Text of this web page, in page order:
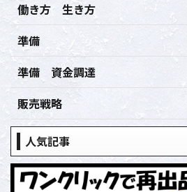
働き方 生き方
準備
準備 資金調達
販売戦略
人気記事